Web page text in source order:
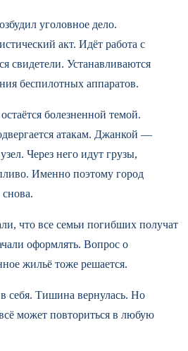
уголовное дело.
акт. Идёт работа с
свидетели. Устанавливаются
беспилотных аппаратов.
болезненной темой.
атакам. Джанкой —
Через него идут грузы,
Именно поэтому город
что все семьи погибших получат
оформлять. Вопрос о
жильё тоже решается.
себя. Тишина вернулась. Но
может повториться в любую